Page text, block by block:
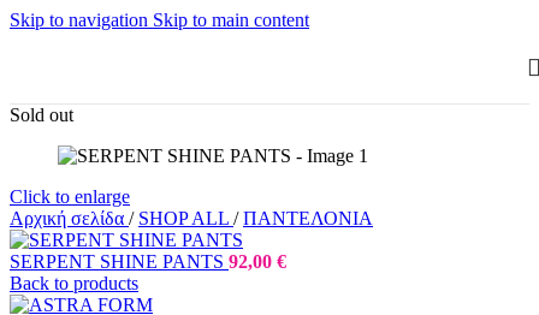
Skip to navigation Skip to main content
Sold out
Click to enlarge
Αρχική σελίδα / SHOP ALL / ΠΑΝΤΕΛΟΝΙΑ
SERPENT SHINE PANTS 92,00 €
Back to products